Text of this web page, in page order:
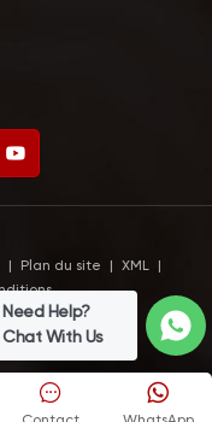
Plan du site XML
Need Help?
Chat With Us